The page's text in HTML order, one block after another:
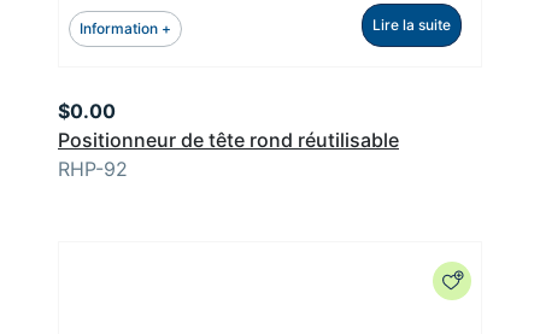
Information + Lire la suite
Positionneur de tête rond réutilisable
$0.00
RHP-92